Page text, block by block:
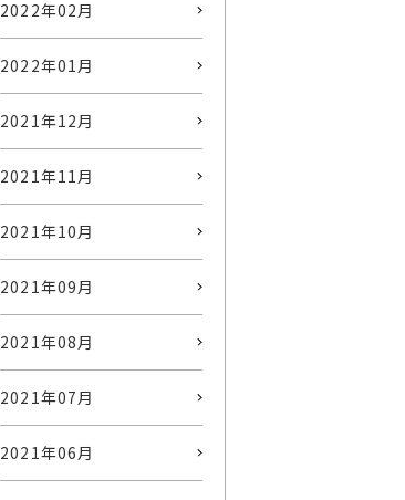
2022年02月
2022年01月
2021年12月
2021年11月
2021年10月
2021年09月
2021年08月
2021年07月
2021年06月